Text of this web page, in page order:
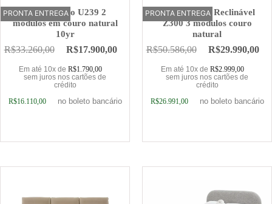
OFERTA
PRONTA ENTREGA
Sofá Elétrico U239 2
módulos em couro natural
10yr
R$33.260,00 R$17.900,00
Em até 10x de R$1.790,00
sem juros nos cartões de
crédito
R$16.110,00 no boleto bancário
OFERTA
PRONTA ENTREGA
Sofá Elétrico Reclinável
Z300 3 módulos couro
natural
R$50.586,00 R$29.990,00
Em até 10x de R$2.999,00
sem juros nos cartões de
crédito
R$26.991,00 no boleto bancário